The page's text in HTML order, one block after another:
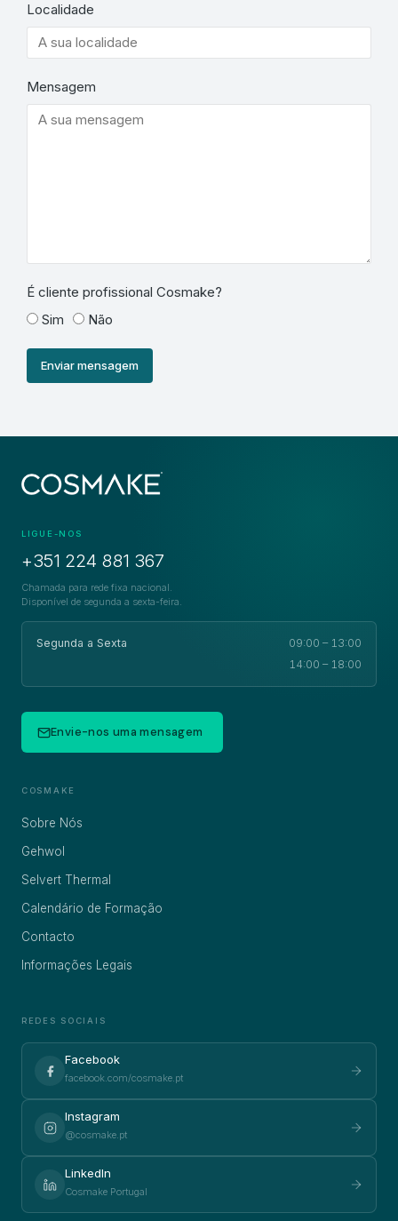
Localidade
Mensagem
É cliente profissional Cosmake?
Sim
Não
Enviar mensagem
LIGUE-NOS
+351 224 881 367
Chamada para rede fixa nacional.
Disponível de segunda a sexta-feira.
Segunda a Sexta
09:00 – 13:00
14:00 – 18:00
Envie-nos uma mensagem
COSMAKE
Sobre Nós
Gehwol
Selvert Thermal
Calendário de Formação
Contacto
Informações Legais
REDES SOCIAIS
Facebook
facebook.com/cosmake.pt
Instagram
@cosmake.pt
LinkedIn
Cosmake Portugal